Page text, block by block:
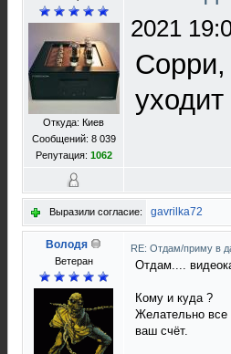
Откуда: Киев
Сообщений: 8 039
Репутация: 1062
2021
Выразили согласие: gavrilka72
Володя
Ветеран
RE: Отдам/приму в
Отдам....
Кому и куда ?
Желательно все
ваш счёт.